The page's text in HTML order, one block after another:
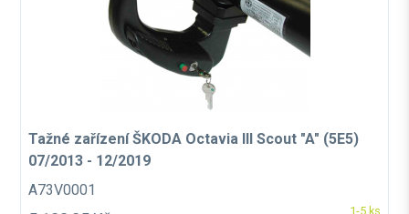
Tažné zařízení ŠKODA Octavia III Scout "A" (5E5)
07/2013 - 12/2019
A73V0001
1-5 ks